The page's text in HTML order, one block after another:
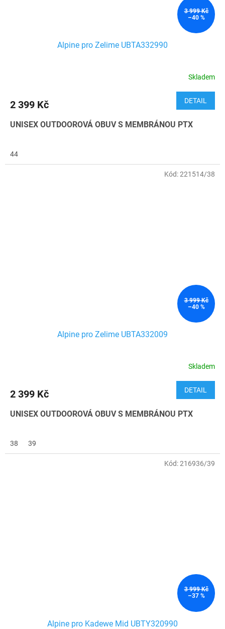
3 999 Kč
–40 %
Alpine pro Zelime UBTA332990
Skladem
2 399 Kč DETAIL
UNISEX OUTDOOROVÁ OBUV S MEMBRÁNOU PTX
44
3 999 Kč
–40 %
Alpine pro Zelime UBTA332009
Skladem
2 399 Kč DETAIL
UNISEX OUTDOOROVÁ OBUV S MEMBRÁNOU PTX
38 39
Kód:221514/38
3 999 Kč
–37 %
Alpine pro Kadewe Mid UBTY320990
Kód:216936/39